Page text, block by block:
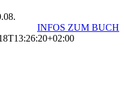
INFOS ZUM BUCH